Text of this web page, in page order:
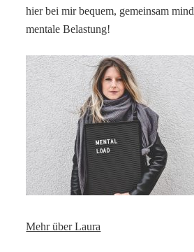
hier bei mir bequem, gemeinsam
mentale Belastung!
Mehr über Laura